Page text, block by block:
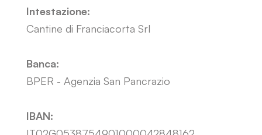
Intestazione:
Cantine di Franciacorta Srl
Banca:
BPER - Agenzia San Pancrazio
IBAN: